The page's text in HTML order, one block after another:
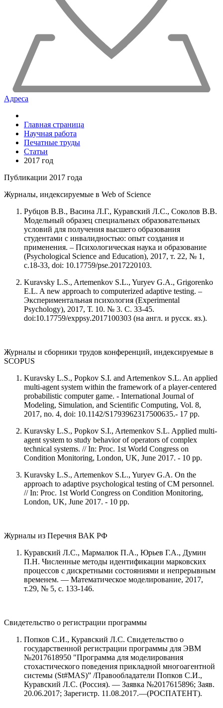
Адреса
Главная страница
Научная работа
Печатные труды
Статьи
2017 год
Публикации 2017 года
Журналы, индексируемые в Web of Science
Рубцов В.В., Васина Л.Г., Куравский Л.С., Соколов В.В.
Модельный образец специальных образовательных
условий для получения высшего образования
студентами с инвалидностью: опыт создания и
применения. – Психологическая наука и образование
(Psychological Science and Education), 2017, т. 22, № 1,
с.18-33, doi: 10.17759/pse.2017220103.
Kuravsky L.S., Artemenkov S.L., Yuryev G.A., Grigorenko
E.L. A new approach to computerized adaptive testing. –
Экспериментальная психология (Experimental
Psychology), 2017, Т. 10. № 3. С. 33-45.
doi:10.17759/exppsy.2017100303 (на англ. и русск. яз.).
Журналы и сборники трудов конференций, индексируемые в
SCOPUS
Kuravsky L.S., Popkov S.I. and Artemenkov S.L. An applied
multi-agent system within the framework of a player-centered
probabilistic computer game. - International Journal of
Modeling, Simulation, and Scientific Computing, Vol. 8,
2017, no. 4, doi: 10.1142/S1793962317500635.- 17 pp.
Kuravsky L.S., Popkov S.I., Artemenkov S.L. Applied multi-
agent system to study behavior of operators of complex
technical systems. // In: Proc. 1st World Congress on
Condition Monitoring, London, UK, June 2017. - 10 pp.
Kuravsky L.S., Artemenkov S.L., Yuryev G.A. On the
approach to adaptive psychological testing of CM personnel.
// In: Proc. 1st World Congress on Condition Monitoring,
London, UK, June 2017. - 10 pp.
Журналы из Перечня ВАК РФ
Куравский Л.С., Мармалюк П.А., Юрьев Г.А., Думин
П.Н. Численные методы идентификации марковских
процессов с дискретными состояниями и непрерывным
временем. — Математическое моделирование, 2017,
т.29, № 5, с. 133-146.
Свидетельство о регистрации программы
Попков С.И., Куравский Л.С. Свидетельство о
государственной регистрации программы для ЭВМ
№2017618950 "Программа для моделирования
стохастического поведения прикладной многоагентной
системы (St#MAS)” /Правообладатели Попков С.И.,
Куравский Л.С. (Россия). — Заявка №2017615896; Заяв.
20.06.2017; Зарегистр. 11.08.2017.—(РОСПАТЕНТ).